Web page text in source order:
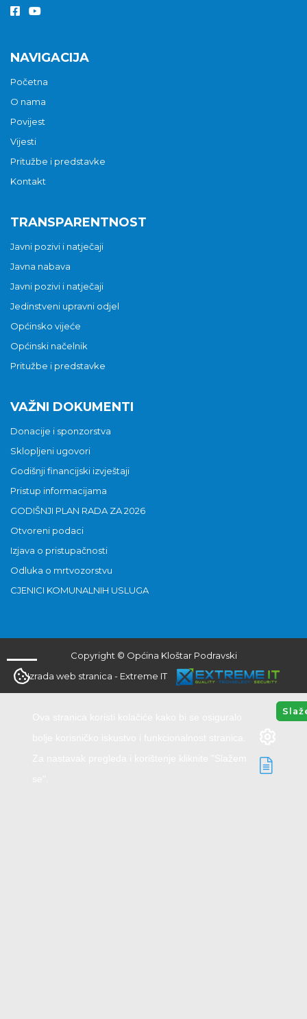
NAVIGACIJA
Početna
O nama
Povijest
Vijesti
Pritužbe i predstavke
Kontakt
TRANSPARENTNOST
Javni pozivi i natječaji
Javna nabava
Javni pozivi i natječaji
Jedinstveni upravni odjel
Općinsko vijeće
Općinski načelnik
Pritužbe i predstavke
VAŽNI DOKUMENTI
Donacije i sponzorstva
Sklopljeni ugovori
Godišnji financijski izvještaji
Pristup informacijama
GODIŠNJI PLAN RADA ZA 2026
Otvoreni podaci
Izjava o pristupačnosti
Odluka o mrtvozorstvu
CJENICI KOMUNALNIH USLUGA
Copyright © Općina Kloštar Podravski
Izrada web stranica - Extreme IT